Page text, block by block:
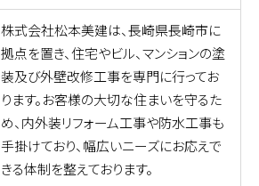
株式会社松本美建は、長崎県長崎市に
拠点を置き、住宅やビル、マンションの塗
装及び外壁改修工事を専門に行ってお
ります。お客様の大切な住まいを守るた
め、内外装リフォーム工事や防水工事も
手掛けており、幅広いニーズにお応えで
きる体制を整えております。